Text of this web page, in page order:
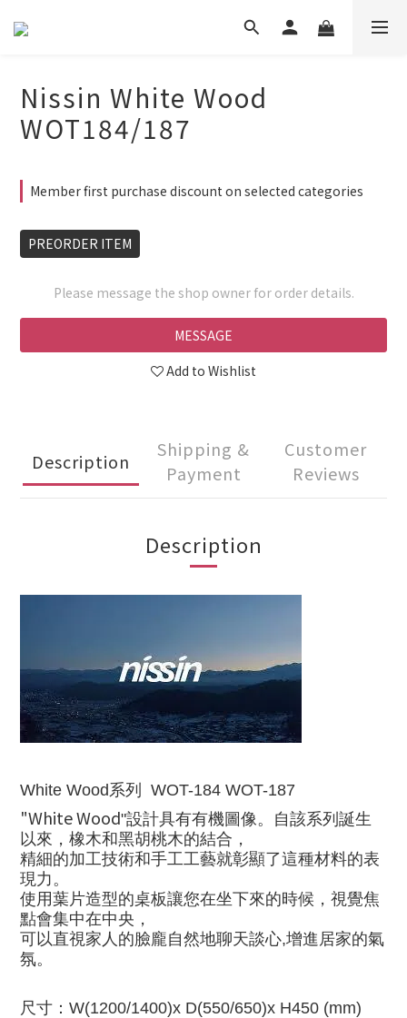
Nissin White Wood
WOT184/187
Member first purchase discount on selected categories
PREORDER ITEM
Please message the shop owner for order details.
MESSAGE
Add to Wishlist
Description
Shipping &
Payment
Customer
Reviews
Description
White Wood系列 WOT-184 WOT-187
"White Wood"設計具有有機圖像。 自該系列誕生
以來，橡木和黑胡桃木的結合，
精細的加工技術和手工工藝就彰顯了這種材料的表
現力。
使用葉片造型的桌板讓您在坐下來的時候，視覺焦
點會集中在中央，
可以直視家人的臉龐自然地聊天談心,增進居家的氣
氛。
尺寸： W(1200/1400)x D(550/650)x H450 (mm)